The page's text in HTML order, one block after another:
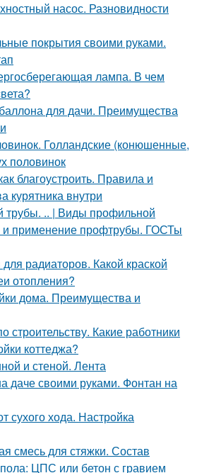
насос. Разновидности
покрытия своими руками.
лампа. В чем
для дачи. Преимущества
Голландские (конюшенные,
половинок
благоустроить. Правила и
курятника внутри
.. | Виды профильной
и применение профтрубы. ГОСТы
радиаторов. Какой краской
отопления?
дома. Преимущества и
строительству. Какие работники
коттеджа?
и стеной. Лента
даче своими руками. Фонтан на
сухого хода. Настройка
смесь для стяжки. Состав
ЦПС или бетон с гравием